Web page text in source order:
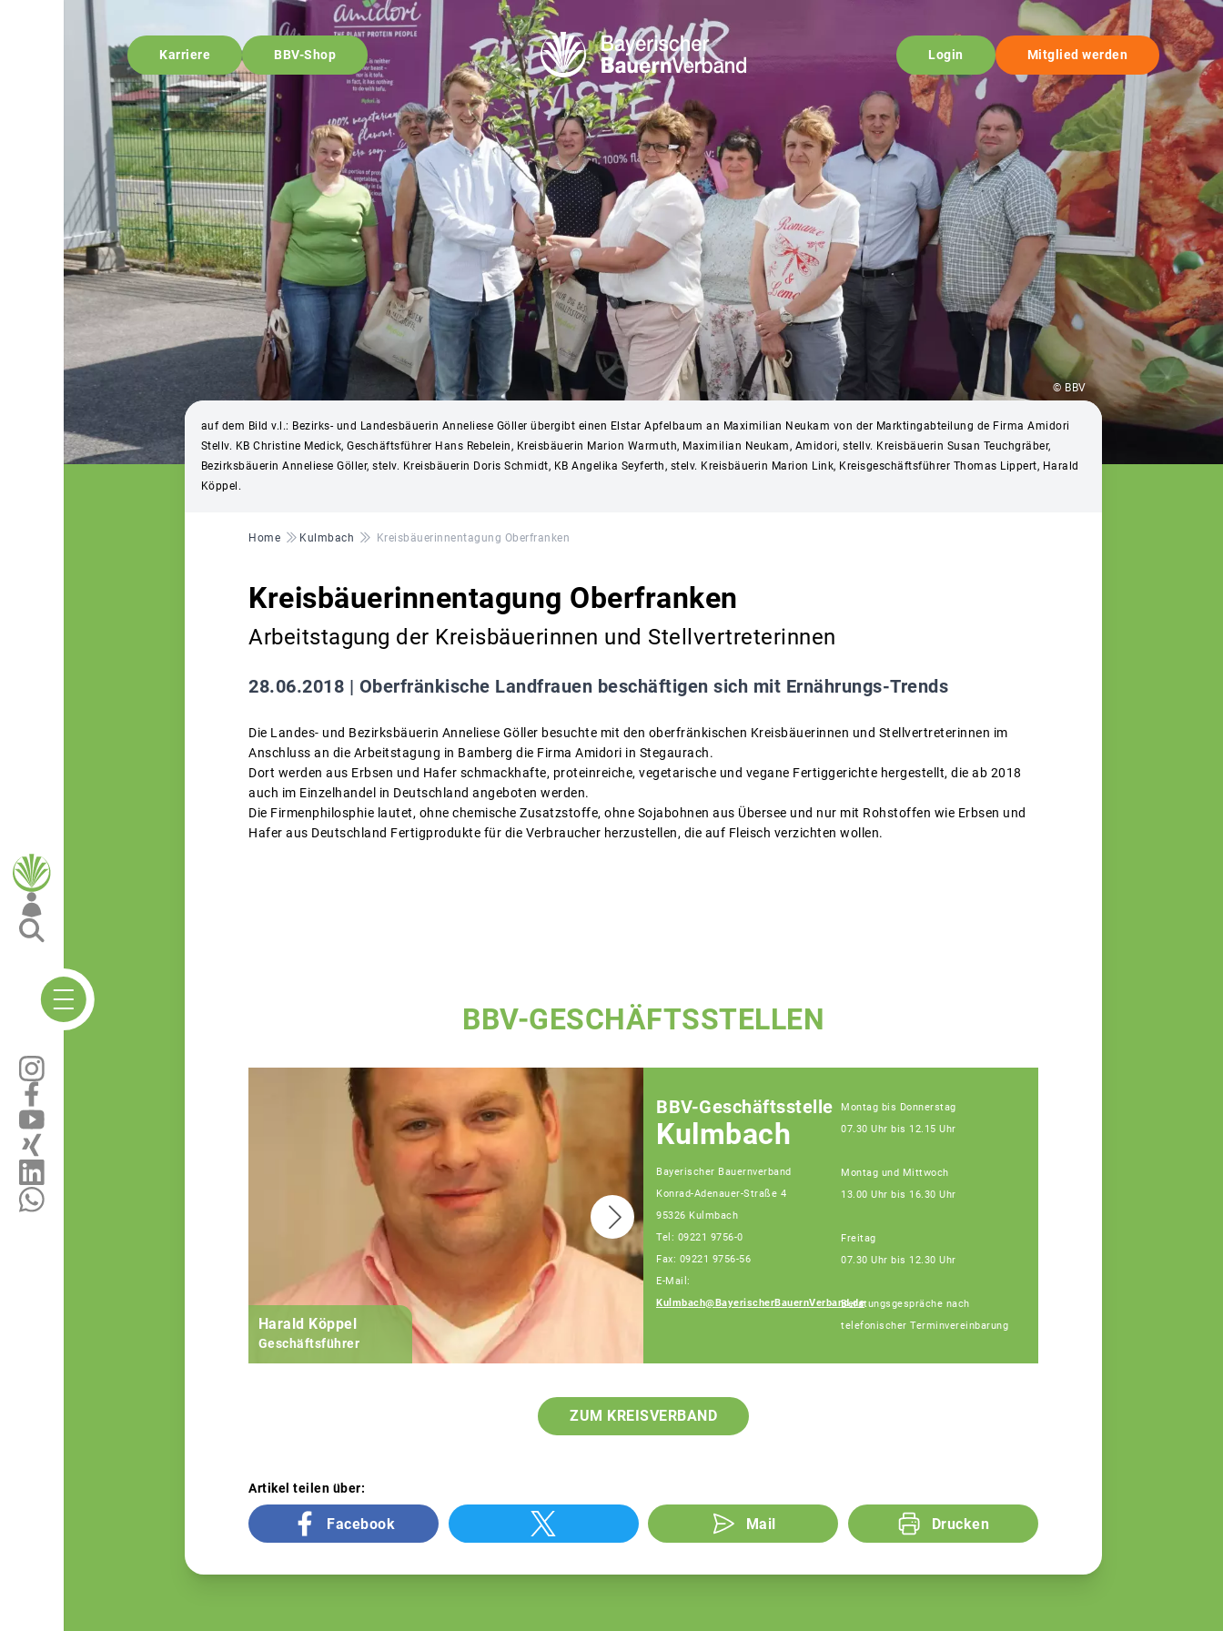
Karriere BBV-Shop Login Mitglied werden
© BBV
auf dem Bild v.l.: Bezirks- und Landesbäuerin Anneliese Göller übergibt einen Elstar Apfelbaum an Maximilian Neukam von der Marktingabteilung de Firma Amidori
Stellv. KB Christine Medick, Geschäftsführer Hans Rebelein, Kreisbäuerin Marion Warmuth, Maximilian Neukam, Amidori, stellv. Kreisbäuerin Susan Teuchgräber,
Bezirksbäuerin Anneliese Göller, stelv. Kreisbäuerin Doris Schmidt, KB Angelika Seyferth, stelv. Kreisbäuerin Marion Link, Kreisgeschäftsführer Thomas Lippert, Harald
Köppel.
Pfadnavigation
Home Kulmbach Kreisbäuerinnentagung Oberfranken
Kreisbäuerinnentagung Oberfranken
Arbeitstagung der Kreisbäuerinnen und Stellvertreterinnen
28.06.2018 | Oberfränkische Landfrauen beschäftigen sich mit Ernährungs-Trends
Die Landes- und Bezirksbäuerin Anneliese Göller besuchte mit den oberfränkischen Kreisbäuerinnen und Stellvertreterinnen im
Anschluss an die Arbeitstagung in Bamberg die Firma Amidori in Stegaurach.
Dort werden aus Erbsen und Hafer schmackhafte, proteinreiche, vegetarische und vegane Fertiggerichte hergestellt, die ab 2018
auch im Einzelhandel in Deutschland angeboten werden.
Die Firmenphilosphie lautet, ohne chemische Zusatzstoffe, ohne Sojabohnen aus Übersee und nur mit Rohstoffen wie Erbsen und
Hafer aus Deutschland Fertigprodukte für die Verbraucher herzustellen, die auf Fleisch verzichten wollen.
BBV-GESCHÄFTSSTELLEN
Harald Köppel
Geschäftsführer
BBV-Geschäftsstelle
Kulmbach
Bayerischer Bauernverband
Konrad-Adenauer-Straße 4
95326 Kulmbach
Tel: 09221 9756-0
Fax: 09221 9756-56
E-Mail:
Kulmbach@BayerischerBauernVerband.de
Montag bis Donnerstag
07.30 Uhr bis 12.15 Uhr
Montag und Mittwoch
13.00 Uhr bis 16.30 Uhr
Freitag
07.30 Uhr bis 12.30 Uhr
Beratungsgespräche nach
telefonischer Terminvereinbarung
ZUM KREISVERBAND
Artikel teilen über:
Facebook Mail Drucken